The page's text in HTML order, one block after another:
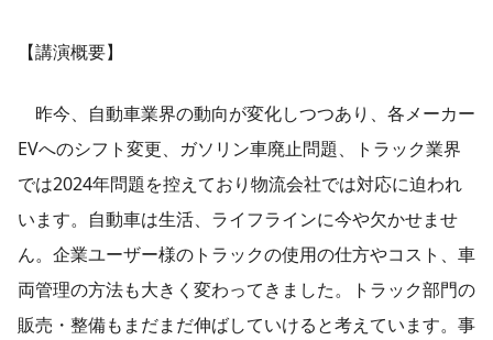
【講演概要】
昨今、自動車業界の動向が変化しつつあり、各メーカー
EVへのシフト変更、ガソリン車廃止問題、トラック業界
では2024年問題を控えており物流会社では対応に迫われ
います。自動車は生活、ライフラインに今や欠かせませ
ん。企業ユーザー様のトラックの使用の仕方やコスト、車
両管理の方法も大きく変わってきました。トラック部門の
販売・整備もまだまだ伸ばしていけると考えています。事